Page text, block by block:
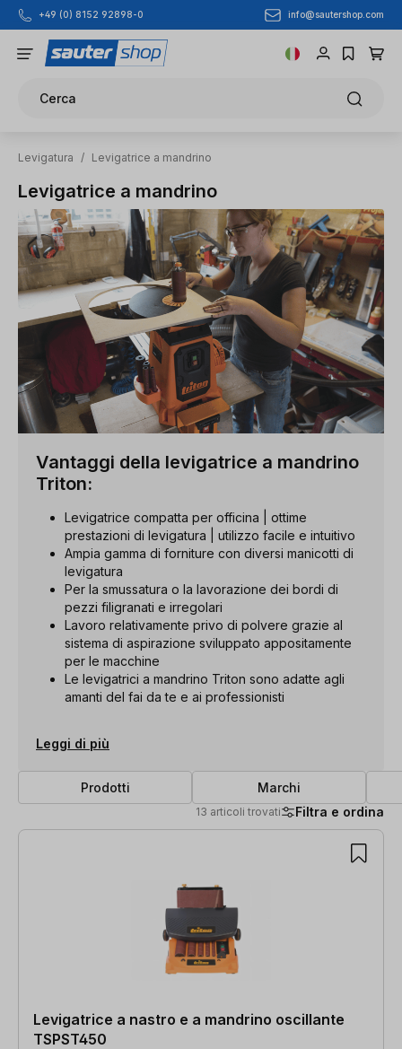
Passa al contenuto principale
+49 (0) 8152 92898-0 info@sautershop.com
Cerca
Levigatura / Levigatrice a mandrino
Levigatrice a mandrino
Vantaggi della levigatrice a mandrino
Triton:
Levigatrice compatta per officina | ottime
prestazioni di levigatura | utilizzo facile e intuitivo
Ampia gamma di forniture con diversi manicotti di
levigatura
Per la smussatura o la lavorazione dei bordi di
pezzi filigranati e irregolari
Lavoro relativamente privo di polvere grazie al
sistema di aspirazione sviluppato appositamente
per le macchine
Le levigatrici a mandrino Triton sono adatte agli
amanti del fai da te e ai professionisti
Leggi di più
Prodotti Marchi
13 articoli trovati Filtra e ordina
13 articoli trovati
Levigatrice a nastro e a mandrino oscillante
TSPST450